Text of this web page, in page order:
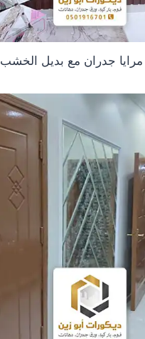
جدران مع بديل الخشب